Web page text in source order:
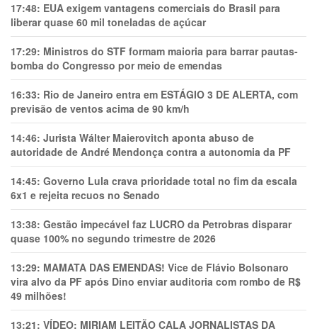
17:48: EUA exigem vantagens comerciais do Brasil para
liberar quase 60 mil toneladas de açúcar
17:29: Ministros do STF formam maioria para barrar pautas-
bomba do Congresso por meio de emendas
16:33: Rio de Janeiro entra em ESTÁGIO 3 DE ALERTA, com
previsão de ventos acima de 90 km/h
14:46: Jurista Wálter Maierovitch aponta abuso de
autoridade de André Mendonça contra a autonomia da PF
14:45: Governo Lula crava prioridade total no fim da escala
6x1 e rejeita recuos no Senado
13:38: Gestão impecável faz LUCRO da Petrobras disparar
quase 100% no segundo trimestre de 2026
13:29: MAMATA DAS EMENDAS! Vice de Flávio Bolsonaro
vira alvo da PF após Dino enviar auditoria com rombo de R$
49 milhões!
13:21: VÍDEO: MIRIAM LEITÃO CALA JORNALISTAS DA